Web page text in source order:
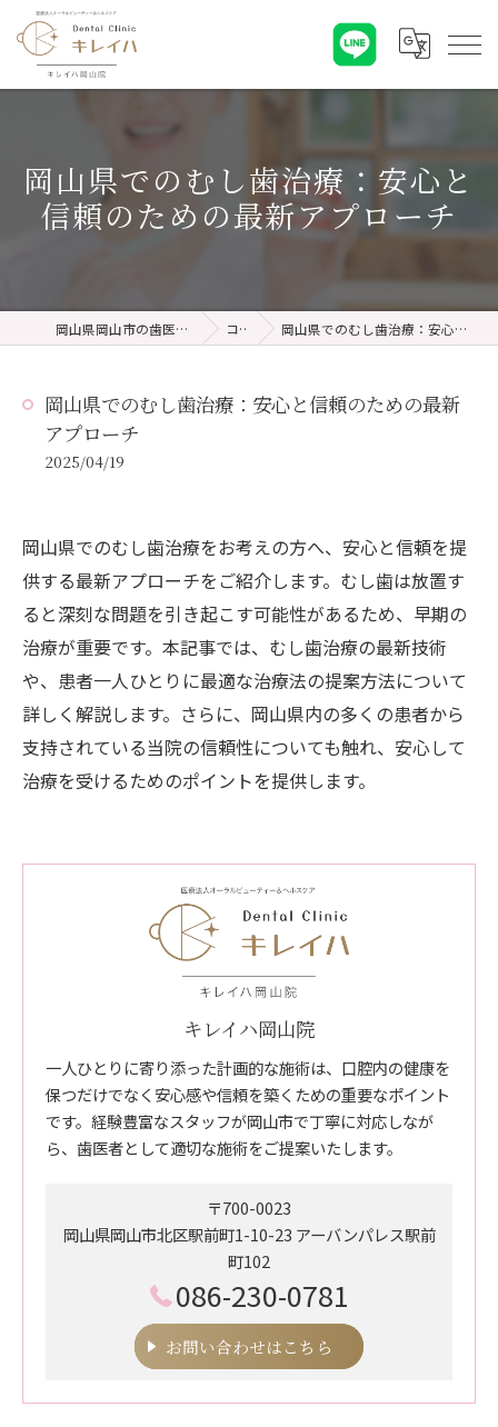
岡山県でのむし歯治療：安心と
信頼のための最新アプローチ
岡山県岡山市の歯医者ならキレイハ岡山院 コラム 岡山県でのむし歯治療：安心と信頼のための最新アプローチ
岡山県でのむし歯治療：安心と信頼のための最新
アプローチ
2025/04/19
岡山県でのむし歯治療をお考えの方へ、安心と信頼を提
供する最新アプローチをご紹介します。むし歯は放置す
ると深刻な問題を引き起こす可能性があるため、早期の
治療が重要です。本記事では、むし歯治療の最新技術
や、患者一人ひとりに最適な治療法の提案方法について
詳しく解説します。さらに、岡山県内の多くの患者から
支持されている当院の信頼性についても触れ、安心して
治療を受けるためのポイントを提供します。
キレイハ岡山院
一人ひとりに寄り添った計画的な施術は、口腔内の健康を
保つだけでなく安心感や信頼を築くための重要なポイント
です。経験豊富なスタッフが岡山市で丁寧に対応しなが
ら、歯医者として適切な施術をご提案いたします。
〒700-0023
岡山県岡山市北区駅前町1-10-23 アーバンパレス駅前
町102
086-230-0781
お問い合わせはこちら